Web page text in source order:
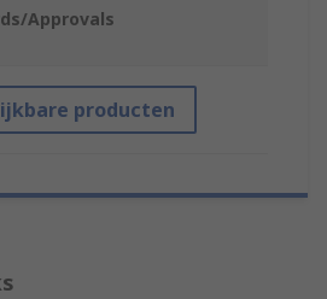
Approvals
producten